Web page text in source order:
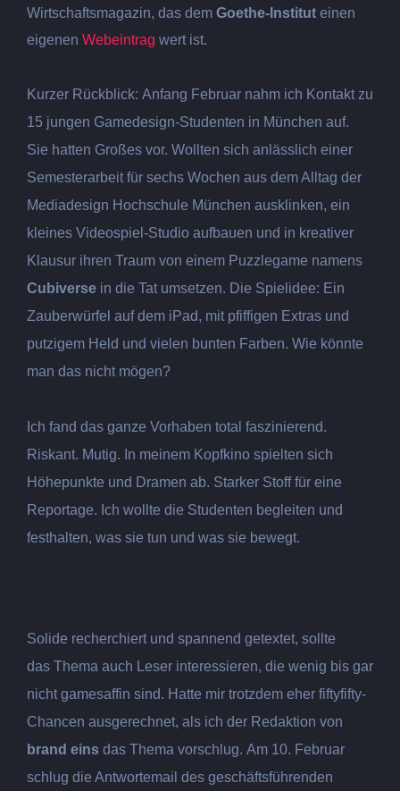
Wirtschaftsmagazin, das dem Goethe-Institut einen
eigenen Webeintrag wert ist.
Kurzer Rückblick: Anfang Februar nahm ich Kontakt zu
15 jungen Gamedesign-Studenten in München auf.
Sie hatten Großes vor. Wollten sich anlässlich einer
Semesterarbeit für sechs Wochen aus dem Alltag der
Mediadesign Hochschule München ausklinken, ein
kleines Videospiel-Studio aufbauen und in kreativer
Klausur ihren Traum von einem Puzzlegame namens
Cubiverse in die Tat umsetzen. Die Spielidee: Ein
Zauberwürfel auf dem iPad, mit pfiffigen Extras und
putzigem Held und vielen bunten Farben. Wie könnte
man das nicht mögen?
Ich fand das ganze Vorhaben total faszinierend.
Riskant. Mutig. In meinem Kopfkino spielten sich
Höhepunkte und Dramen ab. Starker Stoff für eine
Reportage. Ich wollte die Studenten begleiten und
festhalten, was sie tun und was sie bewegt.
Solide recherchiert und spannend getextet, sollte
das Thema auch Leser interessieren, die wenig bis gar
nicht gamesaffin sind. Hatte mir trotzdem eher fiftyfifty-
Chancen ausgerechnet, als ich der Redaktion von
brand eins das Thema vorschlug. Am 10. Februar
schlug die Antwortemail des geschäftsführenden